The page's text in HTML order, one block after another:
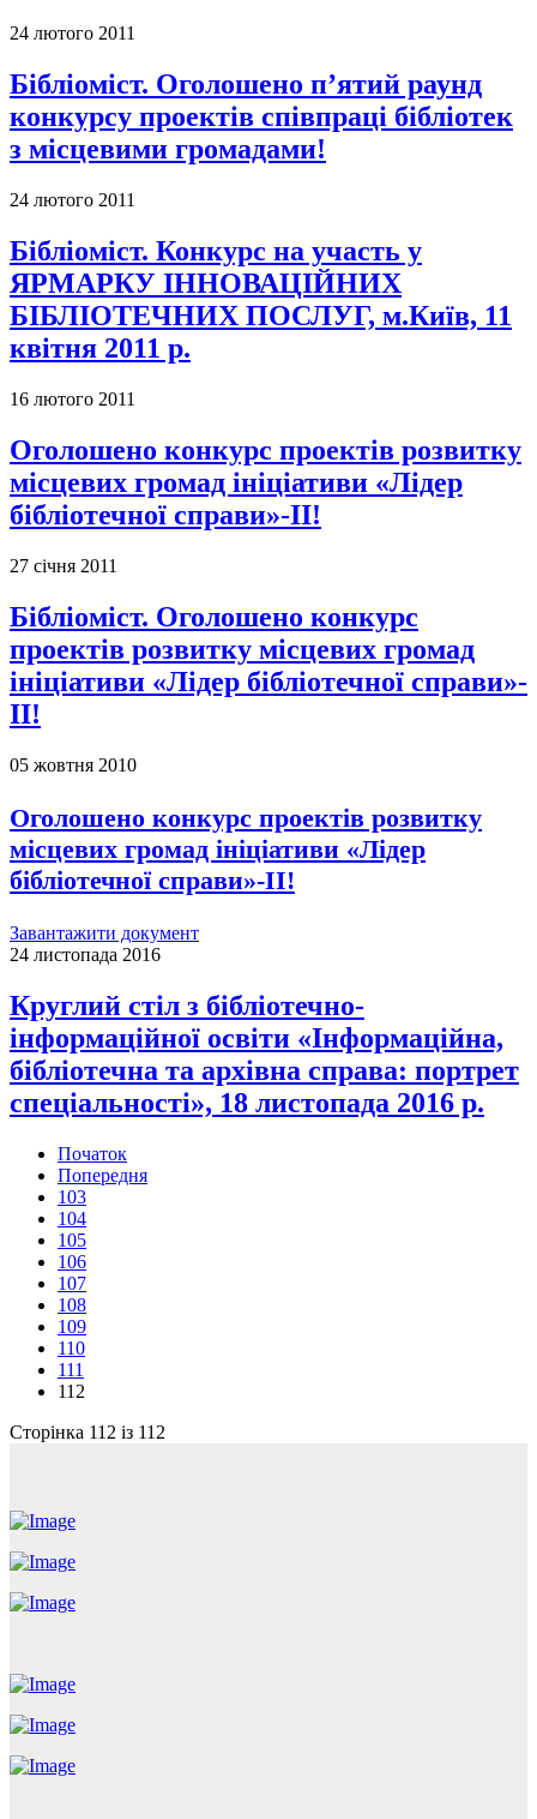
24 лютого 2011
Бібліоміст. Оголошено п’ятий раунд
конкурсу проектів співпраці бібліотек
з місцевими громадами!
24 лютого 2011
Бібліоміст. Конкурс на участь у
ЯРМАРКУ ІННОВАЦІЙНИХ
БІБЛІОТЕЧНИХ ПОСЛУГ, м.Київ, 11
квітня 2011 р.
16 лютого 2011
Оголошено конкурс проектів розвитку
місцевих громад ініціативи «Лідер
бібліотечної справи»-ІІ!
27 січня 2011
Бібліоміст. Оголошено конкурс
проектів розвитку місцевих громад
ініціативи «Лідер бібліотечної справи»-
ІІ!
05 жовтня 2010
Оголошено конкурс проектів розвитку
місцевих громад ініціативи «Лідер
бібліотечної справи»-ІІ!
Завантажити документ
24 листопада 2016
Круглий стіл з бібліотечно-
інформаційної освіти «Інформаційна,
бібліотечна та архівна справа: портрет
спеціальності», 18 листопада 2016 р.
Початок
Попередня
103
104
105
106
107
108
109
110
111
112
Сторінка 112 із 112